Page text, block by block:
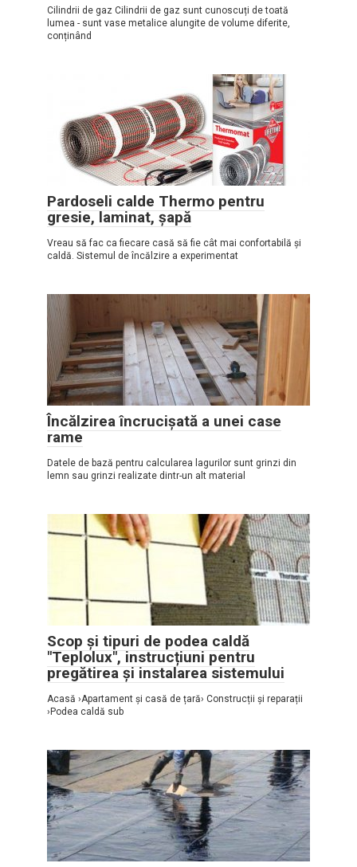
Cilindrii de gaz Cilindrii de gaz sunt cunoscuți de toată
lumea - sunt vase metalice alungite de volume diferite,
conținând
Pardoseli calde Thermo pentru
gresie, laminat, șapă
Vreau să fac ca fiecare casă să fie cât mai confortabilă și
caldă. Sistemul de încălzire a experimentat
Încălzirea încrucișată a unei case
rame
Datele de bază pentru calcularea lagurilor sunt grinzi din
lemn sau grinzi realizate dintr-un alt material
Scop și tipuri de podea caldă
"Teplolux", instrucțiuni pentru
pregătirea și instalarea sistemului
Acasă ›Apartament și casă de țară› Construcții și reparații
›Podea caldă sub